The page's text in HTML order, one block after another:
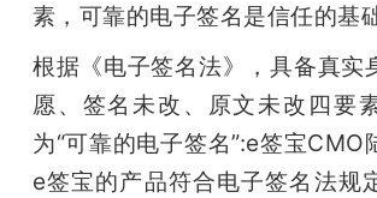
素，可靠的电子签名是信任的基础
根据《电子签名法》，具备真实
愿、签名未改、原文未改四要
为“可靠的电子签名”:e签宝CMO
e签宝的产品符合电子签名法规